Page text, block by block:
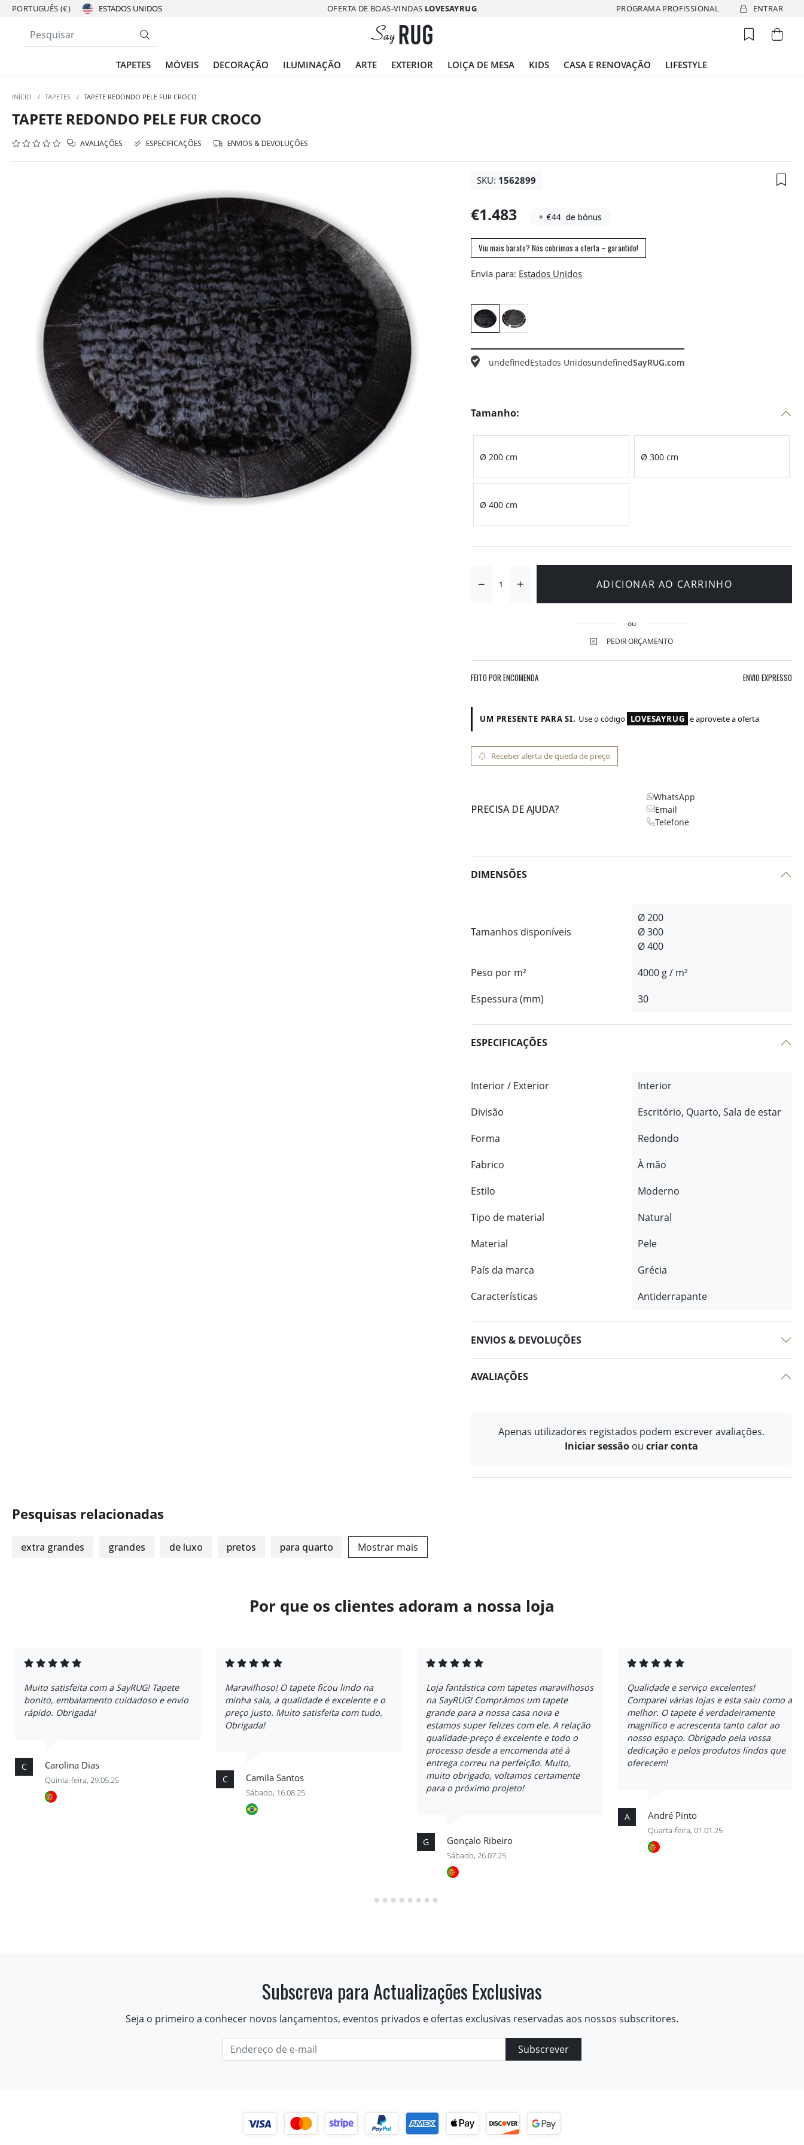
PORTUGUÊS (€) OFERTA DE BOAS-VINDAS LOVESAYRUG PROGRAMA PROFISSIONAL ENTRAR
TAPETES MÓVEIS DECORAÇÃO ILUMINAÇÃO ARTE EXTERIOR LOIÇA DE MESA KIDS CASA E RENOVAÇÃO LIFESTYLE
INÍCIO / TAPETES / TAPETE REDONDO PELE FUR CROCO
TAPETE REDONDO PELE FUR CROCO
AVALIAÇÕES ESPECIFICAÇÕES ENVIOS & DEVOLUÇÕES
SKU: 1562899
€1.483 + €44 de bónus
Viu mais barato? Nós cobrimos a oferta – garantido!
Envia para:
undefinedEstados UnidosundefinedSayRUG.com
Tamanho:
Ø 200 cm Ø 300 cm
Ø 400 cm
ADICIONAR AO CARRINHO
ou
PEDIR ORÇAMENTO
FEITO POR ENCOMENDA ENVIO EXPRESSO
UM PRESENTE PARA SI. Use o código LOVESAYRUG e aproveite a oferta
Receber alerta de queda de preço
PRECISA DE AJUDA?
WhatsApp
Email
Telefone
DIMENSÕES
Tamanhos disponíveis
Ø 200
Ø 300
Ø 400
Peso por m²
4000 g / m²
Espessura (mm)
30
ESPECIFICAÇÕES
Interior / Exterior
Interior
Divisão
Escritório, Quarto, Sala de estar
Forma
Redondo
Fabrico
À mão
Estilo
Moderno
Tipo de material
Natural
Material
Pele
País da marca
Grécia
Características
Antiderrapante
ENVIOS & DEVOLUÇÕES
AVALIAÇÕES
Apenas utilizadores registados podem escrever avaliações.
Iniciar sessão ou criar conta
Pesquisas relacionadas
extra grandes grandes de luxo pretos para quarto Mostrar mais
Por que os clientes adoram a nossa loja
Muito satisfeita com a SayRUG! Tapete
bonito, embalamento cuidadoso e envio
rápido. Obrigada!
C Carolina Dias
Quinta-feira, 29.05.25
Maravilhoso! O tapete ficou lindo na
minha sala, a qualidade é excelente e o
preço justo. Muito satisfeita com tudo.
Obrigada!
C Camila Santos
Sábado, 16.08.25
Loja fantástica com tapetes maravilhosos
na SayRUG! Comprámos um tapete
grande para a nossa casa nova e
estamos super felizes com ele. A relação
qualidade-preço é excelente e todo o
processo desde a encomenda até à
entrega correu na perfeição. Muito,
muito obrigado, voltamos certamente
para o próximo projeto!
G Gonçalo Ribeiro
Sábado, 26.07.25
Qualidade e serviço excelentes!
Comparei várias lojas e esta saiu como a
melhor. O tapete é verdadeiramente
magnífico e acrescenta tanto calor ao
nosso espaço. Obrigado pela vossa
dedicação e pelos produtos lindos que
oferecem!
A André Pinto
Quarta-feira, 01.01.25
Subscreva para Actualizações Exclusivas
Seja o primeiro a conhecer novos lançamentos, eventos privados e ofertas exclusivas reservadas aos nossos subscritores.
Subscrever